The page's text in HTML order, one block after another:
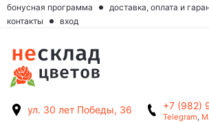
бонусная программа доставка, оплата и
контакты
вход
ул. 30 лет Победы, 36 +7 (982)
Telegram,